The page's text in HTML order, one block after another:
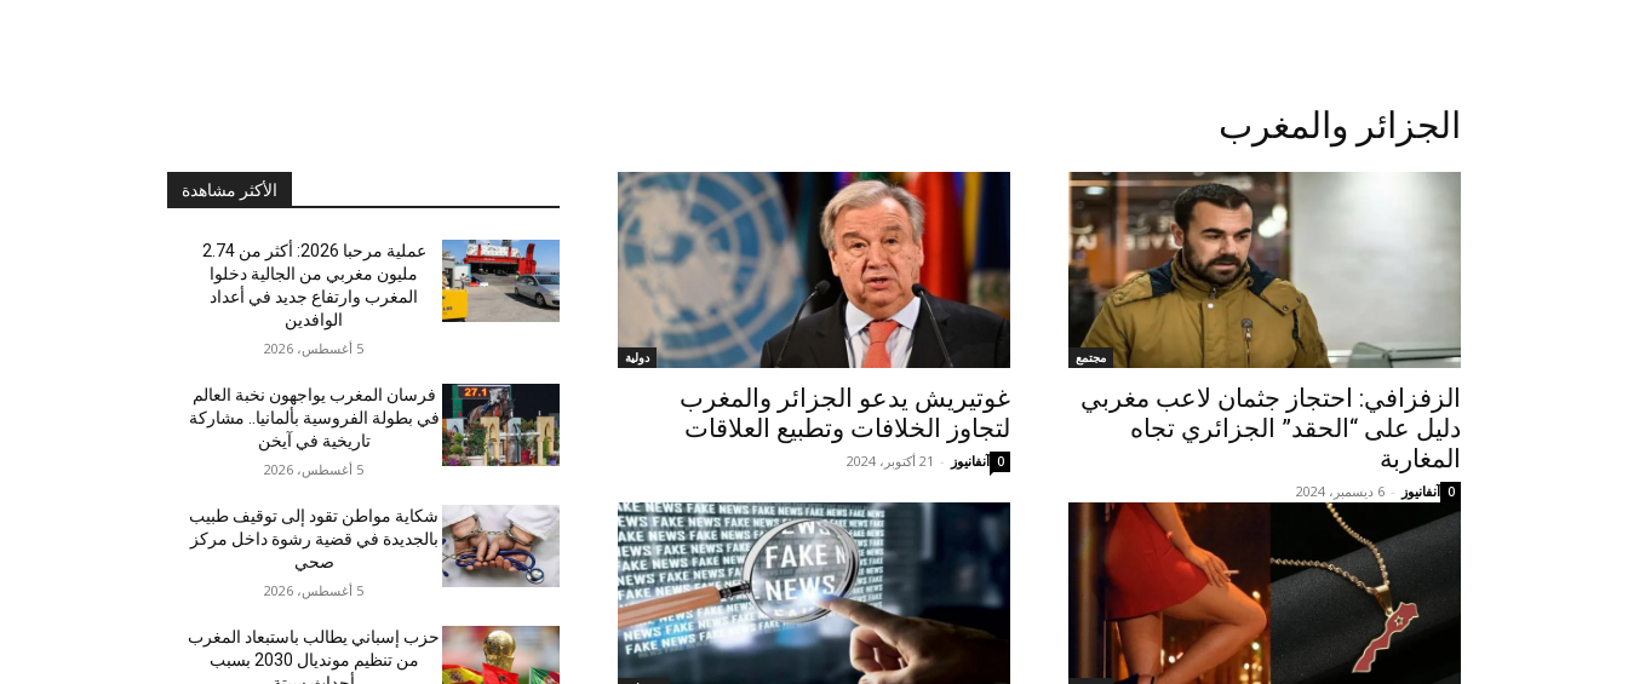
الجزائر والمغرب
الأكثر مشاهدة
عملية مرحبا 2026: أكثر من 2.74
مليون مغربي من الجالية دخلوا
المغرب وارتفاع جديد في أعداد
الوافدين
5 أغسطس، 2026
فرسان المغرب يواجهون نخبة العالم
في بطولة الفروسية بألمانيا.. مشاركة
تاريخية في آيخن
5 أغسطس، 2026
شكاية مواطن تقود إلى توقيف طبيب
بالجديدة في قضية رشوة داخل مركز
صحي
5 أغسطس، 2026
حزب إسباني يطالب باستبعاد المغرب
من تنظيم مونديال 2030 بسبب
مجتمع
الزفزافي: احتجاز جثمان لاعب مغربي
دليل على “الحقد” الجزائري تجاه
المغاربة
آنفانيوز - 6 ديسمبر، 2024 0
دولية
غوتيريش يدعو الجزائر والمغرب
لتجاوز الخلافات وتطبيع العلاقات
آنفانيوز - 21 أكتوبر، 2024 0